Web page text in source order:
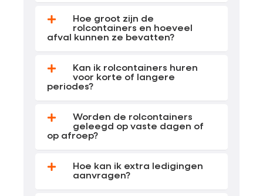
Hoe groot zijn de
rolcontainers en hoeveel
afval kunnen ze bevatten?
Kan ik rolcontainers huren
voor korte of langere
periodes?
Worden de rolcontainers
geleegd op vaste dagen of
op afroep?
Hoe kan ik extra ledigingen
aanvragen?